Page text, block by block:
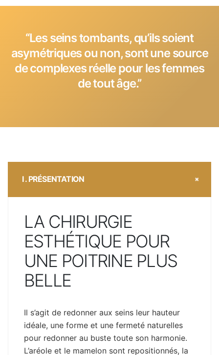
‘‘Les seins tombants, qu’ils soient
asymétriques ou non, sont une source
de complexes réelle pour les femmes
de tout âge.’’
I . PRÉSENTATION
LA CHIRURGIE
ESTHÉTIQUE POUR
UNE POITRINE PLUS
BELLE
Il s’agit de redonner aux seins leur hauteur
idéale, une forme et une fermeté naturelles
pour redonner au buste toute son harmonie.
L’aréole et le mamelon sont repositionnés, la